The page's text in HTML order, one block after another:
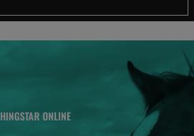
HINGSTAR ONLINE